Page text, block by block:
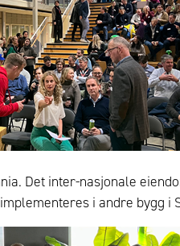
Det inter-nasjonale
i andre bygg i